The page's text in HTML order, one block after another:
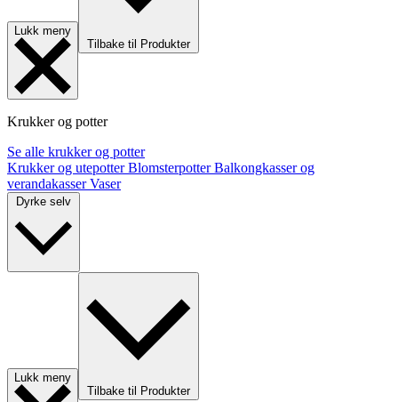
Lukk meny
Tilbake til Produkter
Krukker og potter
Se alle krukker og potter
Krukker og utepotterBlomsterpotterBalkongkasser og
verandakasserVaser
Lukk meny
Tilbake til Produkter